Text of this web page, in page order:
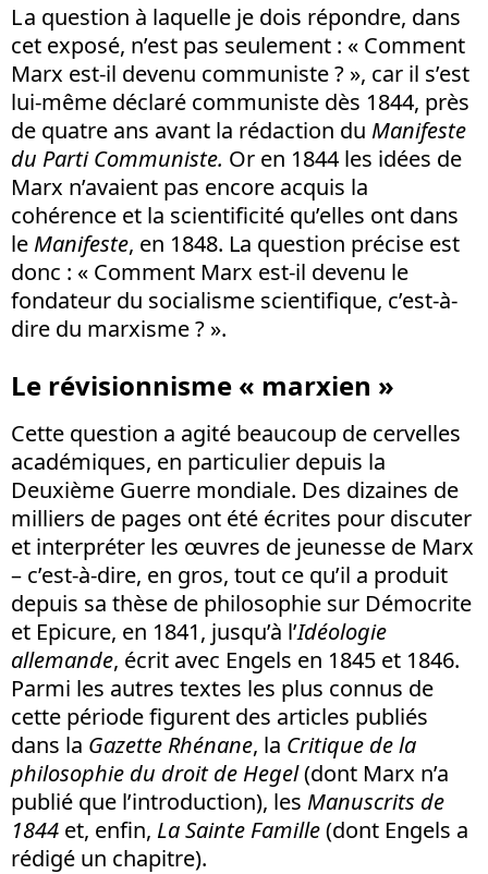
L a question à laquelle je dois répondre, dans
cet exposé, n’est pas seulement : « Comment
Marx est-il devenu communiste ? », car il s’est
lui-même déclaré communiste dès 1844, près
de quatre ans avant la rédaction du Manifeste
du Parti Communiste. Or en 1844 les idées de
Marx n’avaient pas encore acquis la
cohérence et la scientificité qu’elles ont dans
leManifeste, en 1848. La question précise est
donc : « Comment Marx est-il devenu le
fondateur du socialisme scientifique, c’est-à-
dire du marxisme ? ».
Le révisionnisme « marxien »
Cette question a agité beaucoup de cervelles
académiques, en particulier depuis la
Deuxième Guerre mondiale. Des dizaines de
milliers de pages ont été écrites pour discuter
et interpréter les œuvres de jeunesse de Marx
– c’est-à-dire, en gros, tout ce qu’il a produit
depuis sa thèse de philosophie sur Démocrite
et Epicure, en 1841, jusqu’à l’Idéologie
allemande, écrit avec Engels en 1845 et 1846.
Parmi les autres textes les plus connus de
cette période figurent des articles publiés
dans la Gazette Rhénane, la Critique de la
philosophie du droit de Hegel(dont Marx n’a
publié que l’introduction), les Manuscrits de
1844 et, enfin, La Sainte Famille(dont Engels a
rédigé un chapitre).